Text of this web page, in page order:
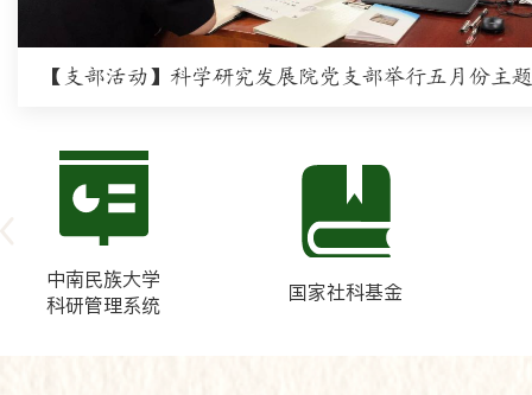
中南民族大学
科研管理系统
国家社科基金